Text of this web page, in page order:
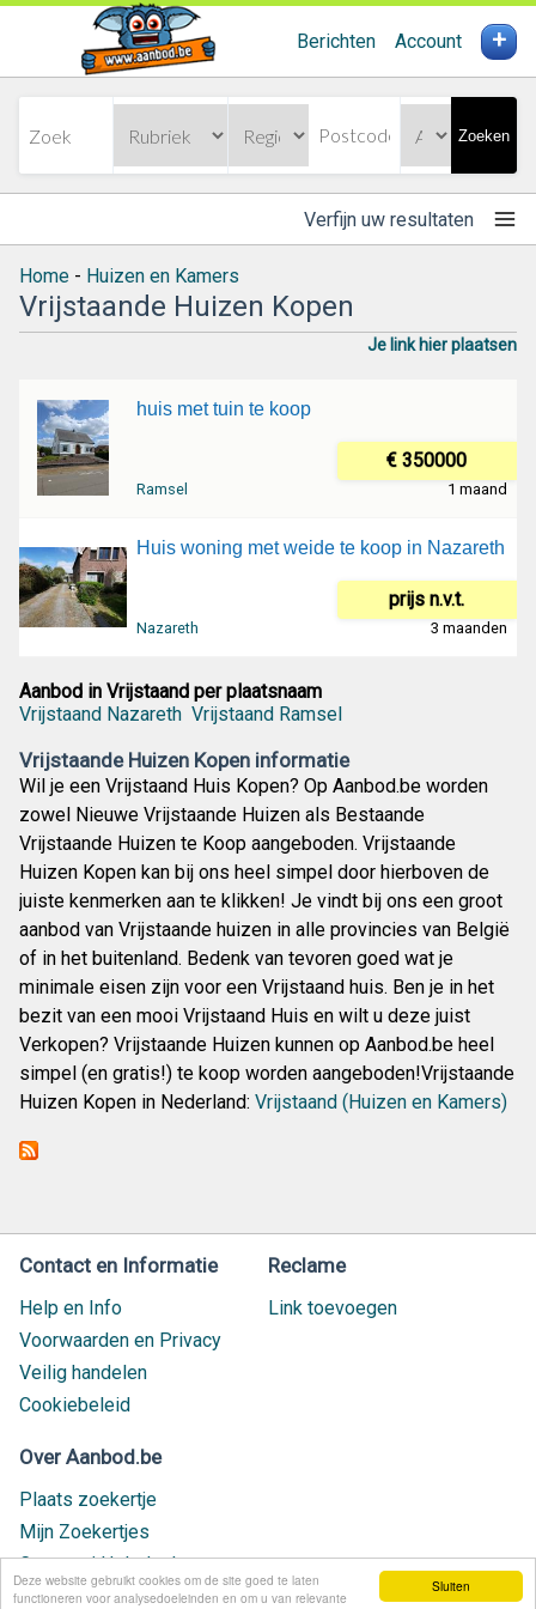
Sluiten
Deze website gebruikt cookies om de site goed te laten
functioneren voor analysedoeleinden en om u van relevante
Berichten Account +
Zoeken
Verfijn uw resultaten
Home - Huizen en Kamers
Vrijstaande Huizen Kopen
Je link hier plaatsen
huis met tuin te koop
€ 350000
Ramsel 1 maand
Huis woning met weide te koop in Nazareth
prijs n.v.t.
Nazareth 3 maanden
Aanbod in Vrijstaand per plaatsnaam
Vrijstaand Nazareth Vrijstaand Ramsel
Vrijstaande Huizen Kopen informatie
Wil je een Vrijstaand Huis Kopen? Op Aanbod.be worden
zowel Nieuwe Vrijstaande Huizen als Bestaande
Vrijstaande Huizen te Koop aangeboden. Vrijstaande
Huizen Kopen kan bij ons heel simpel door hierboven de
juiste kenmerken aan te klikken! Je vindt bij ons een groot
aanbod van Vrijstaande huizen in alle provincies van België
of in het buitenland. Bedenk van tevoren goed wat je
minimale eisen zijn voor een Vrijstaand huis. Ben je in het
bezit van een mooi Vrijstaand Huis en wilt u deze juist
Verkopen? Vrijstaande Huizen kunnen op Aanbod.be heel
simpel (en gratis!) te koop worden aangeboden!Vrijstaande
Huizen Kopen in Nederland: Vrijstaand (Huizen en Kamers)
Contact en Informatie
Help en Info
Voorwaarden en Privacy
Veilig handelen
Cookiebeleid
Reclame
Link toevoegen
Over Aanbod.be
Plaats zoekertje
Mijn Zoekertjes
Contact / Helpdesk
Nieuw geplaatst